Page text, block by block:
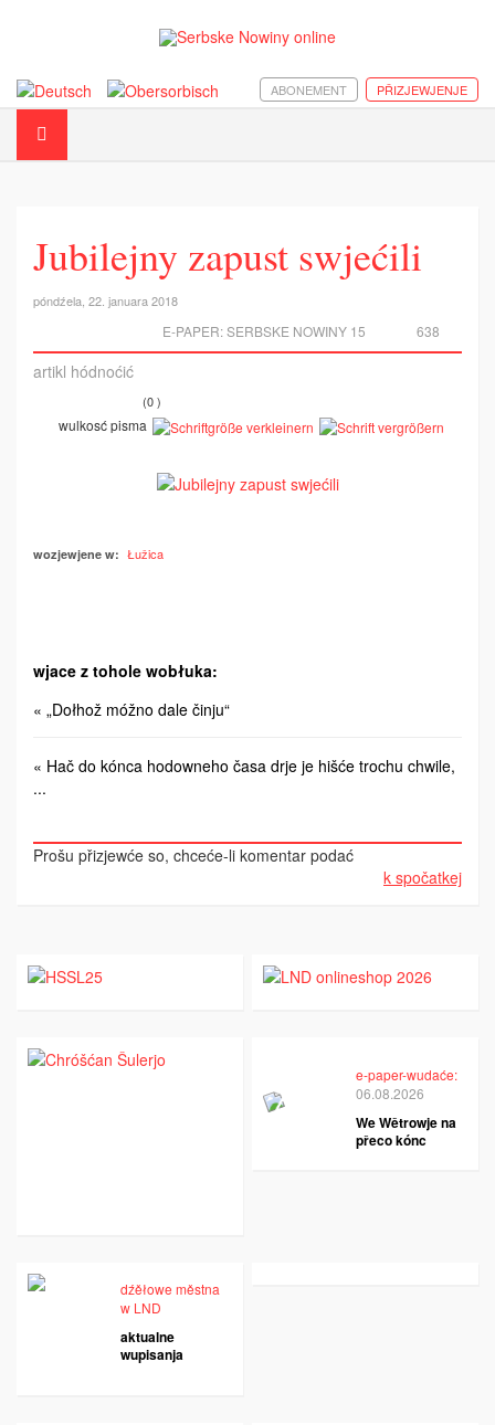
PŘIZJEWJENJE
ABONEMENT
Jubilejny zapust swjećili
póndźela, 22. januara 2018
638
E-PAPER:SERBSKE NOWINY 15
artikl hódnoćić
(0 )
wulkosć pisma
wozjewjene w: Łužica
wjace z tohole wobłuka:
« „Dołhož móžno dale činju“
« Hač do kónca hodowneho časa drje je hišće trochu chwile,
...
Prošu přizjewće so, chceće-li komentar podać
k spočatkej
e-paper-wudaće:
06.08.2026
We Wětrowje na
přeco kónc
dźěłowe městna
w LND
aktualne
wupisanja